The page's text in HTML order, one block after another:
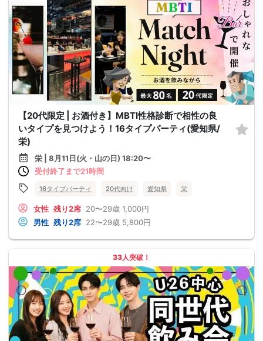
【20代限定 | お酒付き】MBTI性格診断で相性の良
いタイプを見つけよう！16タイプパーティ(愛知県/
栄)
栄 | 8月11日(火・山の日) 18:20〜
受付終了まで21時間
16タイプパーティ 20代向け 愛知県 栄
女性 残り2席 20〜29歳 1,000円
男性 残り2席 22〜29歳 5,800円
33人突破！